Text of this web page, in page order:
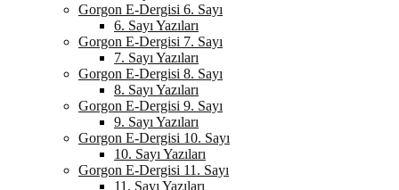
Gorgon E-Dergisi 6. Sayı
6. Sayı Yazıları
Gorgon E-Dergisi 7. Sayı
7. Sayı Yazıları
Gorgon E-Dergisi 8. Sayı
8. Sayı Yazıları
Gorgon E-Dergisi 9. Sayı
9. Sayı Yazıları
Gorgon E-Dergisi 10. Sayı
10. Sayı Yazıları
Gorgon E-Dergisi 11. Sayı
11. Sayı Yazıları